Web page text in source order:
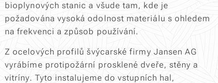
bioplynových stanic a všude tam, kde je
požadována vysoká odolnost materiálu s ohledem
na frekvenci a způsob používání.
Z ocelových profilů švýcarské firmy Jansen AG
vyrábíme protipožární prosklené dveře, stěny a
vitríny. Tyto instalujeme do vstupních hal,